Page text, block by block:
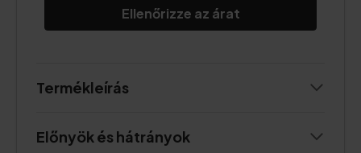
Ellenőrizze az árat
Termékleírás
Előnyök és hátrányok